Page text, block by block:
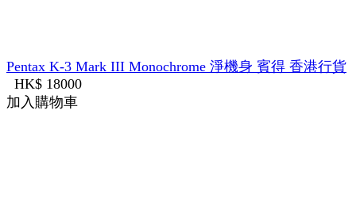
Pentax K-3 Mark III Monochrome 淨機身 賓得 香港行貨
HK$ 18000
加入購物車